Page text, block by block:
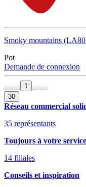
Smoky mountains
Pot
Demande de connexion
1
30
Réseau commercial
35 représentants
Toujours à votre service
14 filiales
Conseils et inspiration